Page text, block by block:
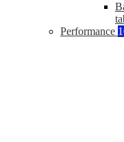
Performance